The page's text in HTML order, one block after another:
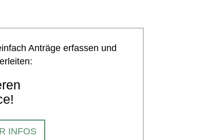
Anträge erfassen und
INFOS